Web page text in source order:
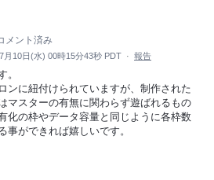
メント済み
月10日(水) 00時15分43秒 PDT · 報告
。
ンに紐付けられていますが、制作された
マスターの有無に関わらず遊ばれるもの
化の枠やデータ容量と同じように各枠数
事ができれば嬉しいです。